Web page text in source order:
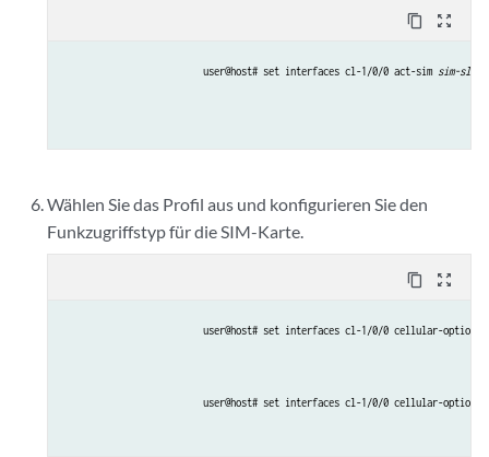
content_copy zoom_out_map
user@host# set interfaces cl-1/0/0 act-sim sim-slot-
Wählen Sie das Profil aus und konfigurieren Sie den
Funkzugriffstyp für die SIM-Karte.
content_copy zoom_out_map
user@host# set interfaces cl-1/0/0 cellular-options
user@host# set interfaces cl-1/0/0 cellular-options